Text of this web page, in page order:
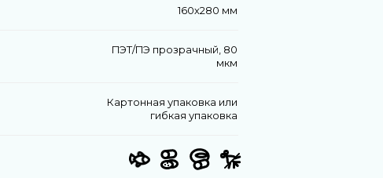
160х280 мм
ПЭТ/ПЭ прозрачный, 80
мкм
Картонная упаковка или
гибкая упаковка